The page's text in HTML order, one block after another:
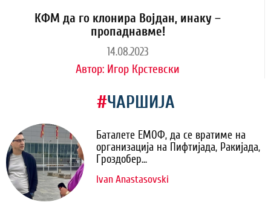
КФМ да го клонира Војдан, инаку –
пропаднавме!
14.08.2023
Автор: Игор Крстевски
#ЧАРШИЈА
Баталете ЕМОФ, да се вратиме на
организација на Пифтијада, Ракијада,
Гроздобер...
Ivan Anastasovski